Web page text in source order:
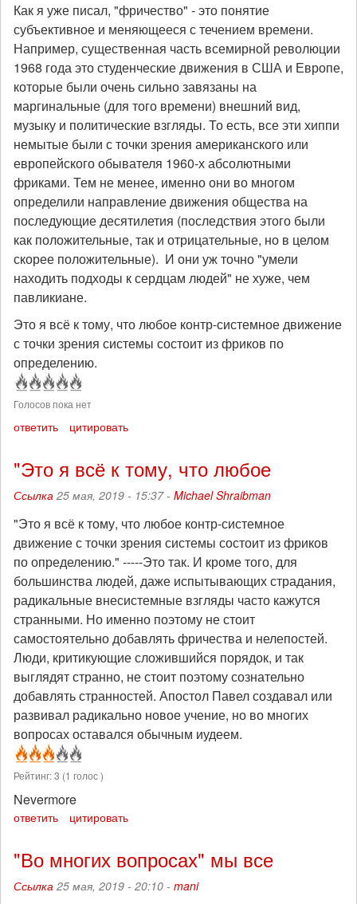
Как я уже писал, "фричество" - это понятие
субъективное и меняющееся с течением времени.
Например, существенная часть всемирной революции
1968 года это студенческие движения в США и Европе,
которые были очень сильно завязаны на
маргинальные (для того времени) внешний вид,
музыку и политические взгляды. То есть, все эти хиппи
немытые были с точки зрения американского или
европейского обывателя 1960-х абсолютными
фриками. Тем не менее, именно они во многом
определили направление движения общества на
последующие десятилетия (последствия этого были
как положительные, так и отрицательные, но в целом
скорее положительные). И они уж точно "умели
находить подходы к сердцам людей" не хуже, чем
павликиане.
Это я всё к тому, что любое контр-системное движение
с точки зрения системы состоит из фриков по
определению.
Голосов пока нет
ответить цитировать
"Это я всё к тому, что любое
Ссылка 25 мая, 2019 - 15:37 - Michael Shraibman
"Это я всё к тому, что любое контр-системное
движение с точки зрения системы состоит из фриков
по определению." -----Это так. И кроме того, для
большинства людей, даже испытывающих страдания,
радикальные внесистемные взгляды часто кажутся
странными. Но именно поэтому не стоит
самостоятельно добавлять фричества и нелепостей.
Люди, критикующие сложившийся порядок, и так
выглядят странно, не стоит поэтому сознательно
добавлять странностей. Апостол Павел создавал или
развивал радикально новое учение, но во многих
вопросах оставался обычным иудеем.
Рейтинг:3 (1 голос )
Nevermore
ответить цитировать
"Во многих вопросах" мы все
Ссылка 25 мая, 2019 - 20:10 - mani